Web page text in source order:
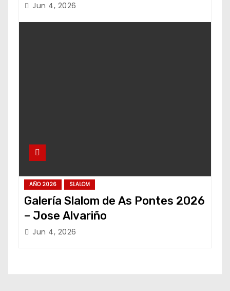
Jun 4, 2026
AÑO 2026 SLALOM
Galería Slalom de As Pontes 2026
– Jose Alvariño
Jun 4, 2026